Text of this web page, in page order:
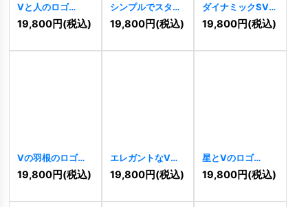
Vと人のロゴ
[5171]
19,800円(税込)
シンプルでスタイ
リッシュなMVKロ
ゴ [ 5079]
19,800円(税込)
ダイナミックSVロ
ゴ 4975]
19,800円(税込)
Vの羽根のロゴ
[4734]
19,800円(税込)
エレガントなVの
ロゴ[4661]
19,800円(税込)
星とVのロゴ
[4609]
19,800円(税込)